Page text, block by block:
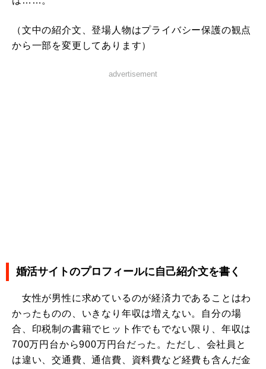
（文中の紹介文、登場人物はプライバシー保護の観点
から一部を変更してあります）
advertisement
婚活サイトのプロフィールに自己紹介文を書く
女性が男性に求めているのが経済力であることはわ
かったものの、いきなり年収は増えない。自分の場
合、印税制の書籍でヒット作でもでない限り、年収は
700万円台から900万円台だった。ただし、会社員と
は違い、交通費、通信費、資料費など経費も含んだ金